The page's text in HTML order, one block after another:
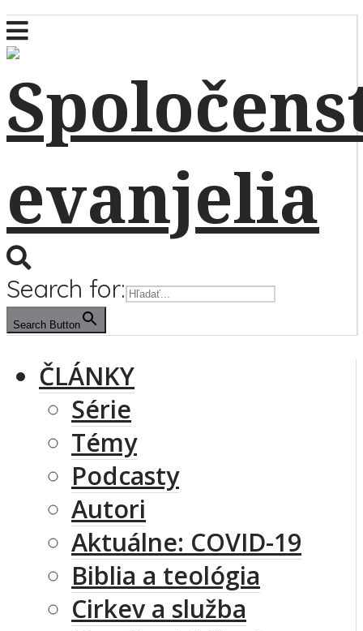
Search for:
Search Button
ČLÁNKY
Série
Témy
Podcasty
Autori
Aktuálne: COVID-19
Biblia a teológia
Cirkev a služba